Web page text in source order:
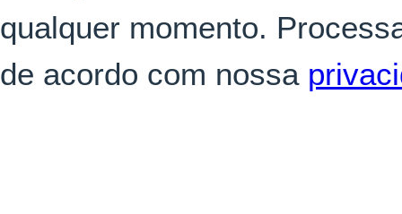
qualquer momento.
de acordo com nossa